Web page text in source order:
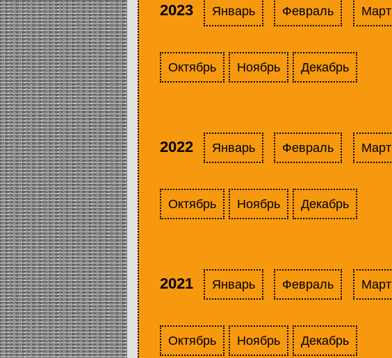
2023 Январь Февраль Март
Октябрь Ноябрь Декабрь
2022 Январь Февраль Март
Октябрь Ноябрь Декабрь
2021 Январь Февраль Март
Октябрь Ноябрь Декабрь